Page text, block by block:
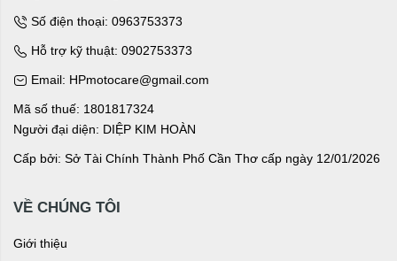
Số điện thoại: 0963753373
Hỗ trợ kỹ thuật: 0902753373
Email: HPmotocare@gmail.com
Mã số thuế: 1801817324
Người đại diện: DIỆP KIM HOÀN
Cấp bởi: Sở Tài Chính Thành Phố Cần Thơ cấp ngày 12/01/2026
VỀ CHÚNG TÔI
Giới thiệu